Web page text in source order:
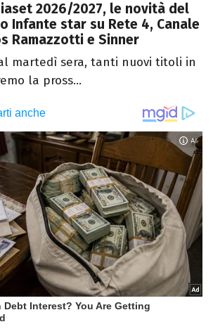
2026/2027, le novità del
Infante star su Rete 4, Canale
Ramazzotti e Sinner
martedì sera, tanti nuovi titoli in
la pross...